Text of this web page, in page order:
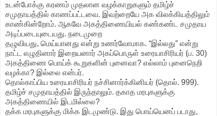
உடன்போக்கு கரணம் முதலான வழக்காறுகளும் தமிழ்ச்
சமுதாயத்தில் காணப்பட்டவை. இவற்றையே அக விலக்கியத்திலும்
காண்கின்றோம். ஆகவே அகத்திணையியல் கண்கண்ட சமுதாய
அடிப்படையுடையது. நடைமுறை
தழுவியது, மெய்யானது என்று உணர்வோமாக. “இல்லது” என்று
நாட்ட எழுதினார் இறையனார் அகப்பொருள் உரையாசிரியர் (ப. 30)
அகத்திணை பொய்க் கூறுகளின் புனைவா? எல்லாம் புனைநெறி
வழக்கா? இல்லை என்பர்.
தொல்காப்பிய உரையாசிரியர் நச்சினார்க்கினியர் (தொல். 999).
தமிழ்ச் சமுதாயத்தில் இருந்தாலும். தகாத மரபுகளுக்கு
அகத்திணையில் இடமில்லை?
தக்க மரபுகளுக்கு மிக்க இடமுண்டு. இது பொய்யெனப் படாது,